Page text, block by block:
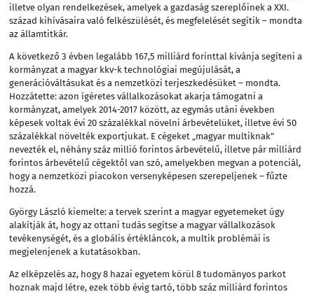
illetve olyan rendelkezések, amelyek a gazdaság szereplőinek a XXI.
század kihívásaira való felkészülését, és megfelelését segítik – mondta
az államtitkár.
A következő 3 évben legalább 167,5 milliárd forinttal kívánja segíteni a
kormányzat a magyar kkv-k technológiai megújulását, a
generációváltásukat és a nemzetközi terjeszkedésüket – mondta.
Hozzátette: azon ígéretes vállalkozásokat akarja támogatni a
kormányzat, amelyek 2014-2017 között, az egymás utáni években
képesek voltak évi 20 százalékkal növelni árbevételüket, illetve évi 50
százalékkal növelték exportjukat. E cégeket „magyar multiknak”
nevezték el, néhány száz millió forintos árbevételű, illetve pár milliárd
forintos árbevételű cégektől van szó, amelyekben megvan a potenciál,
hogy a nemzetközi piacokon versenyképesen szerepeljenek – fűzte
hozzá.
György László kiemelte: a tervek szerint a magyar egyetemeket úgy
alakítják át, hogy az ottani tudás segítse a magyar vállalkozások
tevékenységét, és a globális értékláncok, a multik problémái is
megjelenjenek a kutatásokban.
Az elképzelés az, hogy 8 hazai egyetem körül 8 tudományos parkot
hoznak majd létre, ezek több évig tartó, több száz milliárd forintos